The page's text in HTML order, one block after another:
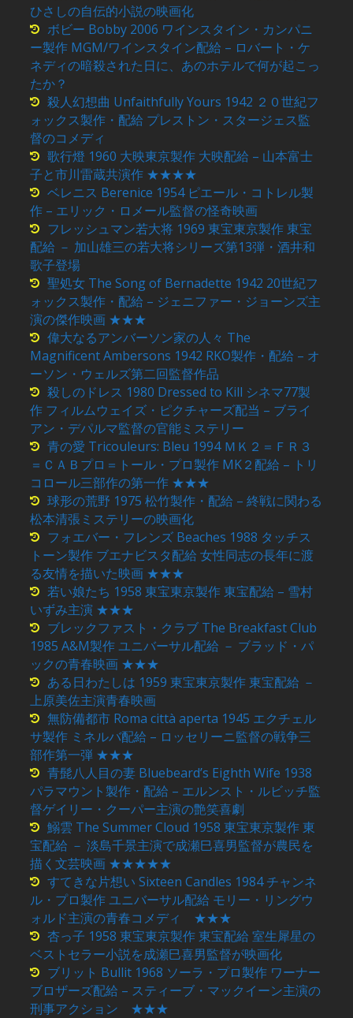
ひさしの自伝的小説の映画化
ボビー Bobby 2006 ワインスタイン・カンパニ
ー製作 MGM/ワインスタイン配給 – ロバート・ケ
ネディの暗殺された日に、あのホテルで何が起こっ
たか？
殺人幻想曲 Unfaithfully Yours 1942 ２０世紀フ
ォックス製作・配給 プレストン・スタージェス監
督のコメディ
歌行燈 1960 大映東京製作 大映配給 – 山本富士
子と市川雷蔵共演作 ★★★★
ベレニス Berenice 1954 ピエール・コトレル製
作 – エリック・ロメール監督の怪奇映画
フレッシュマン若大将 1969 東宝東京製作 東宝
配給 － 加山雄三の若大将シリーズ第13弾・酒井和
歌子登場
聖処女 The Song of Bernadette 1942 20世紀フ
ォックス製作・配給 – ジェニファー・ジョーンズ主
演の傑作映画 ★★★
偉大なるアンバーソン家の人々 The
Magnificent Ambersons 1942 RKO製作・配給 – オ
ーソン・ウェルズ第二回監督作品
殺しのドレス 1980 Dressed to Kill シネマ77製
作 フィルムウェイズ・ピクチャーズ配当 – ブライ
アン・デパルマ監督の官能ミステリー
青の愛 Tricouleurs: Bleu 1994 ＭＫ２＝ＦＲ３
＝ＣＡＢプロ＝トール・プロ製作 MK２配給 – トリ
コロール三部作の第一作 ★★★
球形の荒野 1975 松竹製作・配給 – 終戦に関わる
松本清張ミステリーの映画化
フォエバー・フレンズ Beaches 1988 タッチス
トーン製作 ブエナビスタ配給 女性同志の長年に渡
る友情を描いた映画 ★★★
若い娘たち 1958 東宝東京製作 東宝配給 – 雪村
いずみ主演 ★★★
ブレックファスト・クラブ The Breakfast Club
1985 A&M製作 ユニバーサル配給 － ブラッド・パ
ックの青春映画 ★★★
ある日わたしは 1959 東宝東京製作 東宝配給 －
上原美佐主演青春映画
無防備都市 Roma città aperta 1945 エクチェル
サ製作 ミネルバ配給 – ロッセリーニ監督の戦争三
部作第一弾 ★★★
青髭八人目の妻 Bluebeard’s Eighth Wife 1938
パラマウント製作・配給 – エルンスト・ルビッチ監
督ゲイリー・クーパー主演の艶笑喜劇
鰯雲 The Summer Cloud 1958 東宝東京製作 東
宝配給 － 淡島千景主演で成瀬巳喜男監督が農民を
描く文芸映画 ★★★★★
すてきな片想い Sixteen Candles 1984 チャンネ
ル・プロ製作 ユニバーサル配給 モリー・リングウ
ォルド主演の青春コメディ ★★★
杏っ子 1958 東宝東京製作 東宝配給 室生犀星の
ベストセラー小説を成瀬巳喜男監督が映画化
ブリット Bullit 1968 ソーラ・プロ製作 ワーナー
ブロザーズ配給 – スティーブ・マックイーン主演の
刑事アクション ★★★